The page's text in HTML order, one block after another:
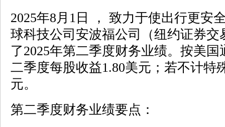
2025年8月1日 ， 致力于使出行更安
球科技公司安波福公司（纽约证券
了2025年第二季度财务业绩。按美
二季度每股收益1.80美元；若不计特
元。
第二季度财务业绩要点：